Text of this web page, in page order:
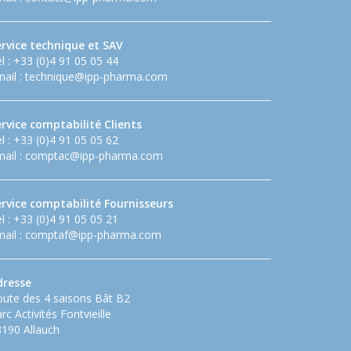
technique et SAV
: +33 (0)4 91 05 05 44
: technique@ipp-pharma.com
comptabilité Clients
: +33 (0)4 91 05 05 62
: comptac@ipp-pharma.com
comptabilité Fournisseurs
: +33 (0)4 91 05 05 21
: comptaf@ipp-pharma.com
des 4 saisons Bât B2
Activités Fontvieille
Allauch